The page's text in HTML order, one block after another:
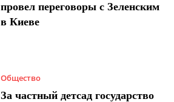
провел переговоры с Зеленским
в Киеве
Общество
За частный детсад государство